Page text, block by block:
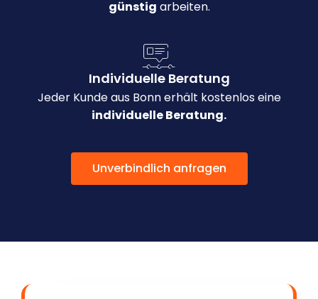
günstig arbeiten.
Individuelle Beratung
Jeder Kunde aus Bonn erhält kostenlos eine
individuelle Beratung.
Unverbindlich anfragen